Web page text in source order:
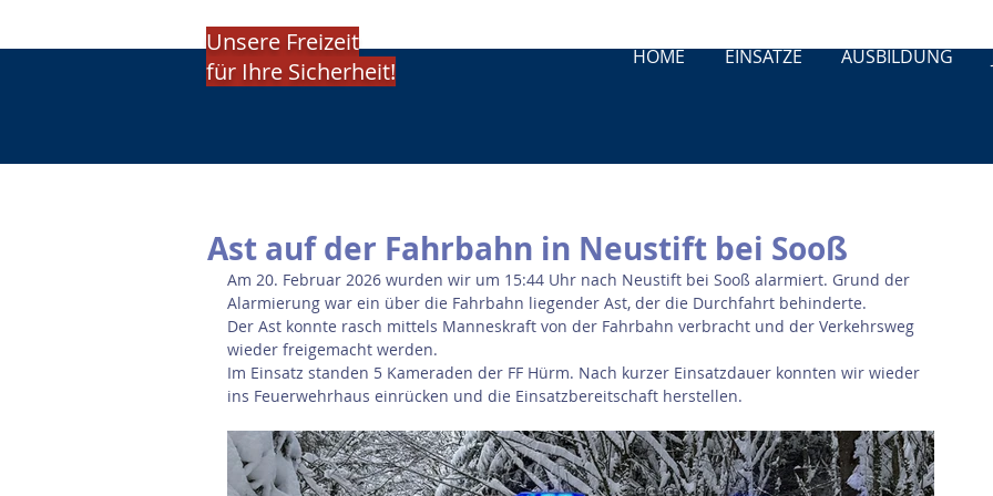
Unsere Freizeit
für Ihre Sicherheit!
HOME EINSÄTZE AUSBILDUNG
Ast auf der Fahrbahn in Neustift bei Sooß
Am 20. Februar 2026 wurden wir um 15:44 Uhr nach Neustift bei Sooß alarmiert. Grund der
Alarmierung war ein über die Fahrbahn liegender Ast, der die Durchfahrt behinderte.
Der Ast konnte rasch mittels Manneskraft von der Fahrbahn verbracht und der Verkehrsweg
wieder freigemacht werden.
Im Einsatz standen 5 Kameraden der FF Hürm. Nach kurzer Einsatzdauer konnten wir wieder
ins Feuerwehrhaus einrücken und die Einsatzbereitschaft herstellen.